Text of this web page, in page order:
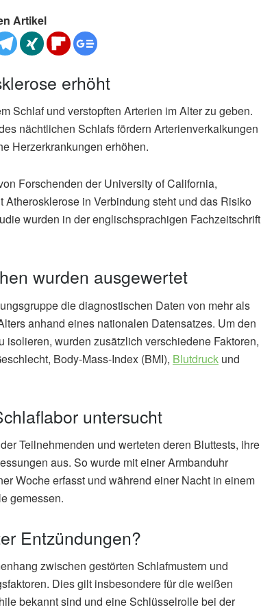
Artikel
erhöht
Schlaf und verstopften Arterien im Alter zu geben.
nächtlichen Schlafs fördern Arterienverkalkungen
Herzerkrankungen erhöhen.
Forschenden der University of California,
in Verbindung steht und das Risiko
wurden in der englischsprachigen Fachzeitschrift
wurden ausgewertet
die diagnostischen Daten von mehr als
anhand eines nationalen Datensatzes. Um den
wurden zusätzlich verschiedene Faktoren,
Body-Mass-Index (BMI), Blutdruck und
untersucht
Teilnehmenden und werteten deren Bluttests, ihre
aus. So wurde mit einer Armbanduhr
Woche erfasst und während einer Nacht in einem
gemessen.
Entzündungen?
zwischen gestörten Schlafmustern und
Dies gilt insbesondere für die weißen
bekannt sind und eine Schlüsselrolle bei der